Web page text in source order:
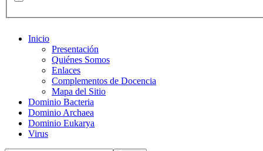
Inicio
Presentación
Quiénes Somos
Enlaces
Complementos de Docencia
Mapa del Sitio
Dominio Bacteria
Dominio Archaea
Dominio Eukarya
Virus